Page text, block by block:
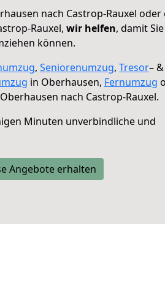
nach Castrop-Rauxel oder
Rauxel, wir helfen, damit Sie
können.
, Seniorenumzug, Tresor– &
in Oberhausen, Fernumzug
nach Castrop-Rauxel.
Minuten unverbindliche und
Angebote erhalten